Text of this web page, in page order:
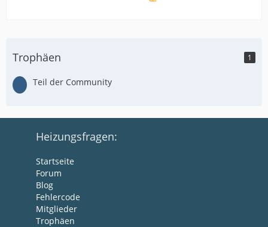
Trophäen 1
Teil der Community
Heizungsfragen:
Startseite
Forum
Blog
Fehlercode
Mitglieder
Trophäen